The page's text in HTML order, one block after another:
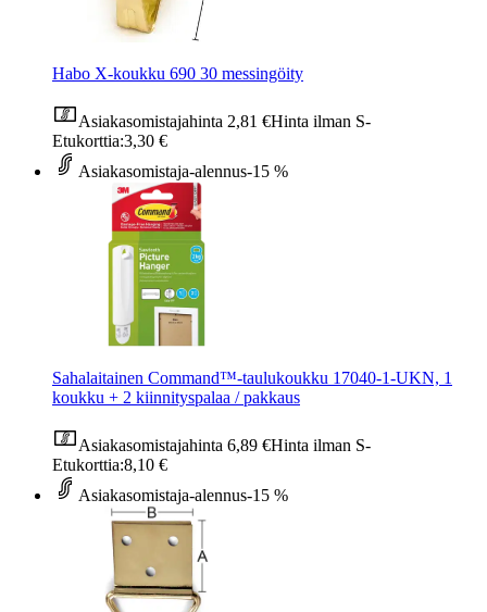
Habo X-koukku 690 30 messingöity
Asiakasomistajahinta 2,81 €Hinta ilman S-
Etukorttia:3,30 €
Asiakasomistaja-alennus-15 %
Sahalaitainen Command™-taulukoukku 17040-1-UKN, 1
koukku + 2 kiinnityspalaa / pakkaus
Asiakasomistajahinta 6,89 €Hinta ilman S-
Etukorttia:8,10 €
Asiakasomistaja-alennus-15 %